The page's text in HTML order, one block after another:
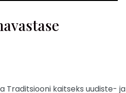
Traditsiooni kaitseks uudiste- ja